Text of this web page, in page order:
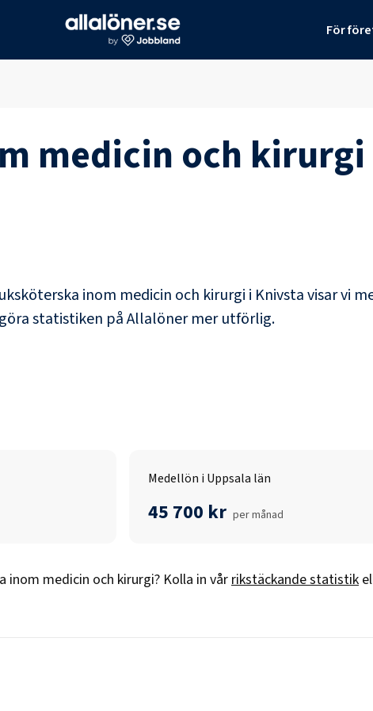
För
medicin och kirurgi
inom medicin och kirurgi i Knivstavisar vi
statistiken på Allalöner mer utförlig.
Medellön i Uppsala län
45 700 kr per månad
inom medicin och kirurgi? Kolla in vårrikstäckande statistik